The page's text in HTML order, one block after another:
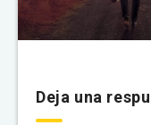
Deja una